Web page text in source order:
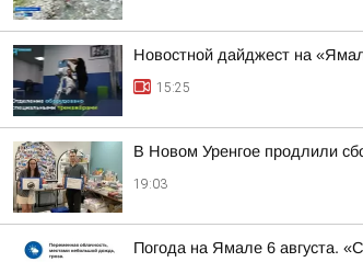
Новостной дайджест на
15:25
В Новом Уренгое продлили
19:03
Погода на Ямале 6 августа.